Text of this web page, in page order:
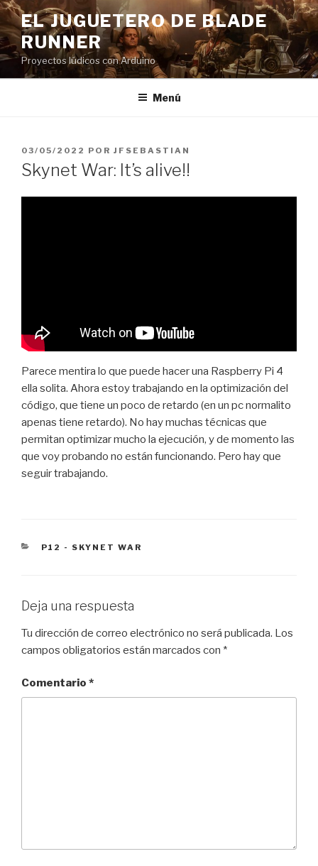
Saltar
al
contenido
EL JUGUETERO DE BLADE
RUNNER
Proyectos lúdicos con Arduino
Menú
PUBLICADO
EL
03/05/2022 POR JFSEBASTIAN
Skynet War: It’s alive!!
Parece mentira lo que puede hacer una Raspberry Pi 4
ella solita. Ahora estoy trabajando en la optimización del
código, que tiene un poco de retardo (en un pc normalito
apenas tiene retardo). No hay muchas técnicas que
permitan optimizar mucho la ejecución, y de momento las
que voy probando no están funcionando. Pero hay que
seguir trabajando.
CATEGORÍAS
P12 - SKYNET WAR
Deja una respuesta
Tu dirección de correo electrónico no será publicada. Los
campos obligatorios están marcados con *
Comentario *